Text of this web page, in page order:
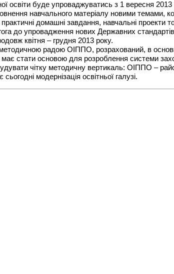
освіти буде упроваджуватись з 1 вересня 2013
навчального матеріалу новими
домашні завдання, навчальні проекти
до упровадження нових Державних
квітня – грудня 2013 року.
радою ОІППО, розрахований, в
має стати основою для розроблення системи
чітку методичну вертикаль: ОІППО –
модернізація освітньої галузі.